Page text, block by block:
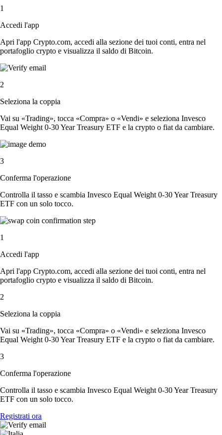
1
Accedi l'app
Apri l'app Crypto.com, accedi alla sezione dei tuoi conti, entra nel
portafoglio crypto e visualizza il saldo di Bitcoin.
2
Seleziona la coppia
Vai su «Trading», tocca «Compra» o «Vendi» e seleziona Invesco
Equal Weight 0-30 Year Treasury ETF e la crypto o fiat da cambiare.
3
Conferma l'operazione
Controlla il tasso e scambia Invesco Equal Weight 0-30 Year Treasury
ETF con un solo tocco.
1
Accedi l'app
Apri l'app Crypto.com, accedi alla sezione dei tuoi conti, entra nel
portafoglio crypto e visualizza il saldo di Bitcoin.
2
Seleziona la coppia
Vai su «Trading», tocca «Compra» o «Vendi» e seleziona Invesco
Equal Weight 0-30 Year Treasury ETF e la crypto o fiat da cambiare.
3
Conferma l'operazione
Controlla il tasso e scambia Invesco Equal Weight 0-30 Year Treasury
ETF con un solo tocco.
Registrati ora